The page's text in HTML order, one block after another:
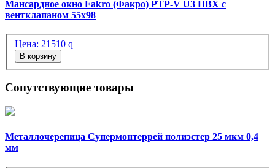
Мансардное окно Fakro (Факро) PTP-V U3 ПВХ с
вентклапаном 55х98
Цена: 21510 q
В корзину
Сопутствующие товары
Металлочерепица Супермонтеррей полиэстер 25 мкм 0,4
мм